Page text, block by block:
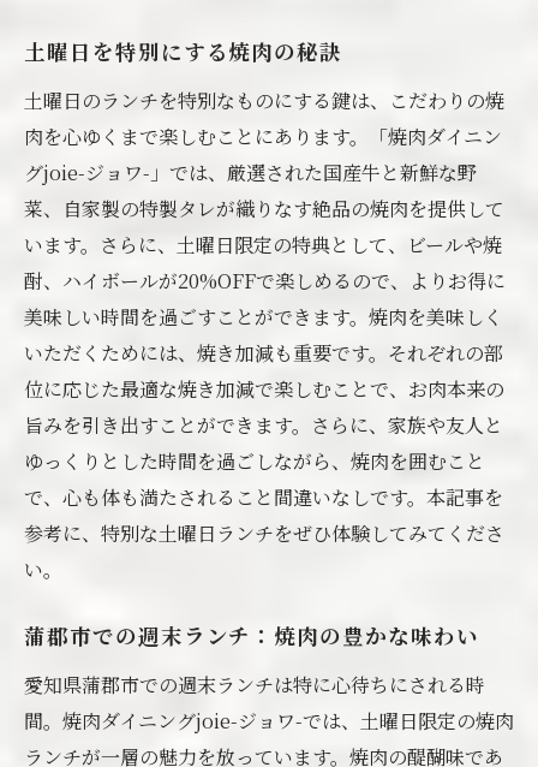
蒲郡市のおすすめグルメスポット
土曜日を豊かにする焼肉とお酒の楽しみ
特別価格で叶う贅沢なグルメ体験
土曜日限定焼肉ランチが家族の笑顔を引き出す
秘訣蒲郡市の魅力
家族で楽しむ焼肉ランチの魅力
子供から大人まで楽しめる焼肉の秘訣
家族の笑顔を誘う美味しい焼肉
蒲郡市で家族と過ごす特別な土曜日
焼肉ランチで家族の絆を深める
蒲郡市の魅力を体感する方法
リラックスした時間を焼肉で楽しむ蒲郡市の週
末ランチがお得に
蒲郡市でのリラックスタイムを満喫する方
焼肉で心も身体もリフレッシュ
特別な週末ランチで充実した時間を
土曜日を特別にする焼肉の秘訣
土曜日のランチを特別なものにする鍵は、こだわりの焼
肉を心ゆくまで楽しむことにあります。「焼肉ダイニン
グjoie-ジョワ-」では、厳選された国産牛と新鮮な野
菜、自家製の特製タレが織りなす絶品の焼肉を提供して
います。さらに、土曜日限定の特典として、ビールや焼
酎、ハイボールが20%OFFで楽しめるので、よりお得に
美味しい時間を過ごすことができます。焼肉を美味しく
いただくためには、焼き加減も重要です。それぞれの部
位に応じた最適な焼き加減で楽しむことで、お肉本来の
旨みを引き出すことができます。さらに、家族や友人と
ゆっくりとした時間を過ごしながら、焼肉を囲むこと
で、心も体も満たされること間違いなしです。本記事を
参考に、特別な土曜日ランチをぜひ体験してみてくださ
い。
蒲郡市での週末ランチ：焼肉の豊かな味わい
愛知県蒲郡市での週末ランチは特に心待ちにされる時
間。焼肉ダイニングjoie-ジョワ-では、土曜日限定の焼肉
ランチが一層の魅力を放っています。焼肉の醍醐味であ